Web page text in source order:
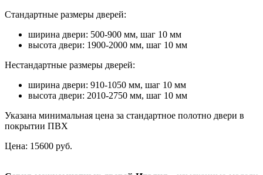
Стандартные размеры дверей:
ширина двери: 500-900 мм, шаг 10 мм
высота двери: 1900-2000 мм, шаг 10 мм
Нестандартные размеры дверей:
ширина двери: 910-1050 мм, шаг 10 мм
высота двери: 2010-2750 мм, шаг 10 мм
Указана минимальная цена за стандартное полотно двери в
покрытии ПВХ
Цена: 15600 руб.